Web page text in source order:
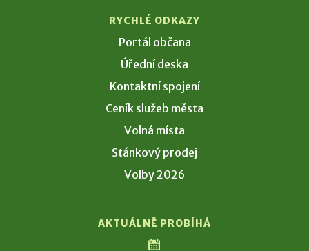
RYCHLÉ ODKAZY
Portál občana
Úřední deska
Kontaktní spojení
Ceník služeb města
Volná místa
Stánkový prodej
Volby 2026
AKTUÁLNĚ PROBÍHÁ